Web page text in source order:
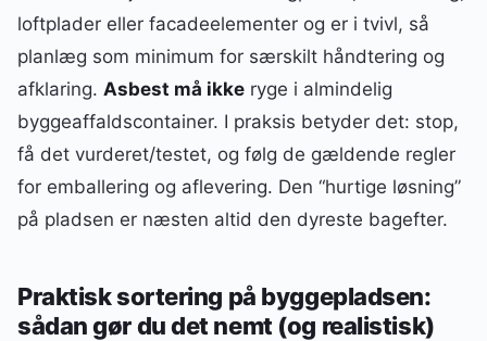
loftplader eller facadeelementer og er i tvivl, så
planlæg som minimum for særskilt håndtering og
afklaring. Asbest må ikke ryge i almindelig
byggeaffaldscontainer. I praksis betyder det: stop,
få det vurderet/testet, og følg de gældende regler
for emballering og aflevering. Den “hurtige løsning”
på pladsen er næsten altid den dyreste bagefter.
Praktisk sortering på byggepladsen:
sådan gør du det nemt (og realistisk)